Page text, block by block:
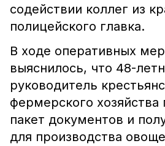
содействии коллег из
полицейского главка.
В ходе оперативных
выяснилось, что 48-
руководитель
фермерского хозяйства
пакет документов и
для производства